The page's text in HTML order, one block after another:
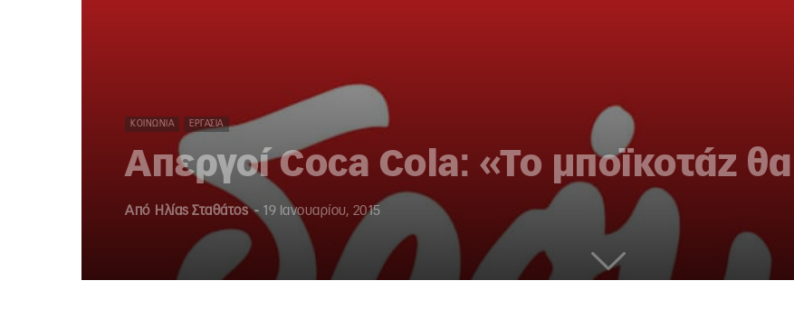
ΚΟΙΝΩΝΊΑ ΕΡΓΑΣΊΑ
Απεργοί Coca Cola: «Το μποϊκοτάζ θα
Από Ηλίας Σταθάτος - 19 Ιανουαρίου, 2015